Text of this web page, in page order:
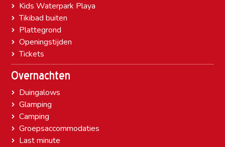
Kids Waterpark Playa
Tikibad buiten
Plattegrond
Openingstijden
Tickets
Overnachten
Duingalows
Glamping
Camping
Groepsaccommodaties
Last minute